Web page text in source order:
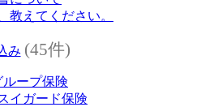
教えてください。
み (45件)
ループ保険
イガード保険